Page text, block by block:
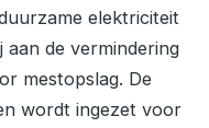
elektriciteit
de vermindering
mestopslag. De
wordt ingezet voor